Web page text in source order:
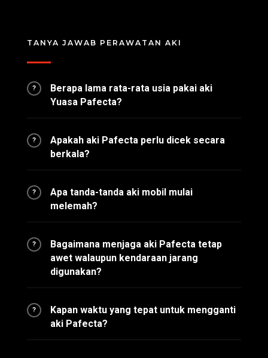
TANYA JAWAB PERAWATAN AKI
?
Berapa lama rata-rata usia pakai aki
Yuasa Pafecta?
?
Apakah aki Pafecta perlu dicek secara
berkala?
?
Apa tanda-tanda aki mobil mulai
melemah?
?
Bagaimana menjaga aki Pafecta tetap
awet walaupun kendaraan jarang
digunakan?
?
Kapan waktu yang tepat untuk mengganti
aki Pafecta?